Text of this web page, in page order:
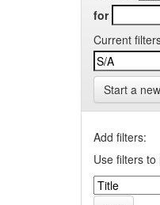
for
Current
Start a
Add filters:
Use filters